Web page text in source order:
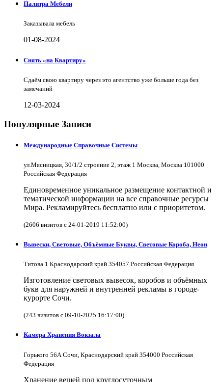
Палитра Мебели
Заказывала мебель
01-08-2024
Снять «на Квартиру»
Сдаём свою квартиру через это агентство уже больше года без
замечаний
12-03-2024
Популярные Записи
Международные Справочные Системы
ул.Мясницкая, 30/1/2 строение 2, этаж 1 Москва, Москва 101000
Российская Федерация
Единовременное уникальное размещение контактной и
тематической информации на все справочные ресурсы
Мира. Рекламируйтесь бесплатно или с приоритетом.
(2606 визитов с 24-01-2019 11:52:00)
Вывески, Световые, Объёмные Буквы, Световые Короба, Неон
Титова 1 Краснодарский край 354057 Российская Федерация
Изготовление световых вывесок, коробов и объёмных
букв для наружней и внутренней рекламы в городе-
курорте Сочи.
(243 визитов с 09-10-2025 16:17:00)
Камера Хранения Вокзала
Горького 56А Сочи, Краснодарский край 354000 Российская
Федерация
Хранение вещей под круглосуточным